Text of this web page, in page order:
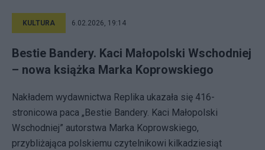
KULTURA 6.02.2026, 19:14
Bestie Bandery. Kaci Małopolski Wschodniej
– nowa książka Marka Koprowskiego
Nakładem wydawnictwa Replika ukazała się 416-
stronicowa paca „Bestie Bandery. Kaci Małopolski
Wschodniej” autorstwa Marka Koprowskiego,
przybliżająca polskiemu czytelnikowi kilkadziesiąt